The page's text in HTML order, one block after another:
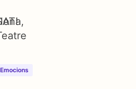
Emocions